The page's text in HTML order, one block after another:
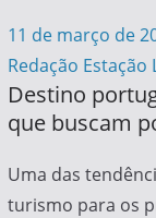
11 de março de
Redação Estação
Destino
que buscam
Uma das
turismo para os